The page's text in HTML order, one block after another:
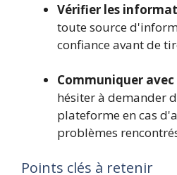
Vérifier les
toute source
confiance avant de
Communiquer avec
hésiter à demander
plateforme en cas
problèmes
Points clés à retenir